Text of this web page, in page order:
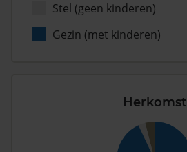
Stel (geen kinderen)
Gezin (met kinderen)
Herkomst